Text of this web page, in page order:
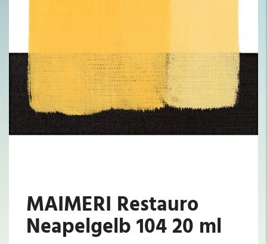
MAIMERI Restauro
Neapelgelb 104 20 ml